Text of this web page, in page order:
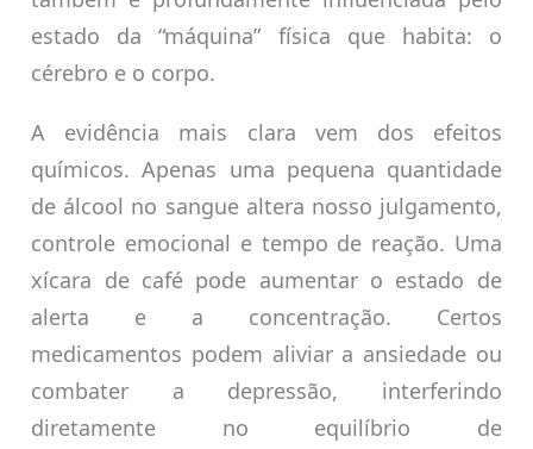
estado da “máquina” física que habita: o
cérebro e o corpo.
A evidência mais clara vem dos efeitos
químicos. Apenas uma pequena quantidade
de álcool no sangue altera nosso julgamento,
controle emocional e tempo de reação. Uma
xícara de café pode aumentar o estado de
alerta e a concentração. Certos
medicamentos podem aliviar a ansiedade ou
combater a depressão, interferindo
diretamente no equilíbrio de